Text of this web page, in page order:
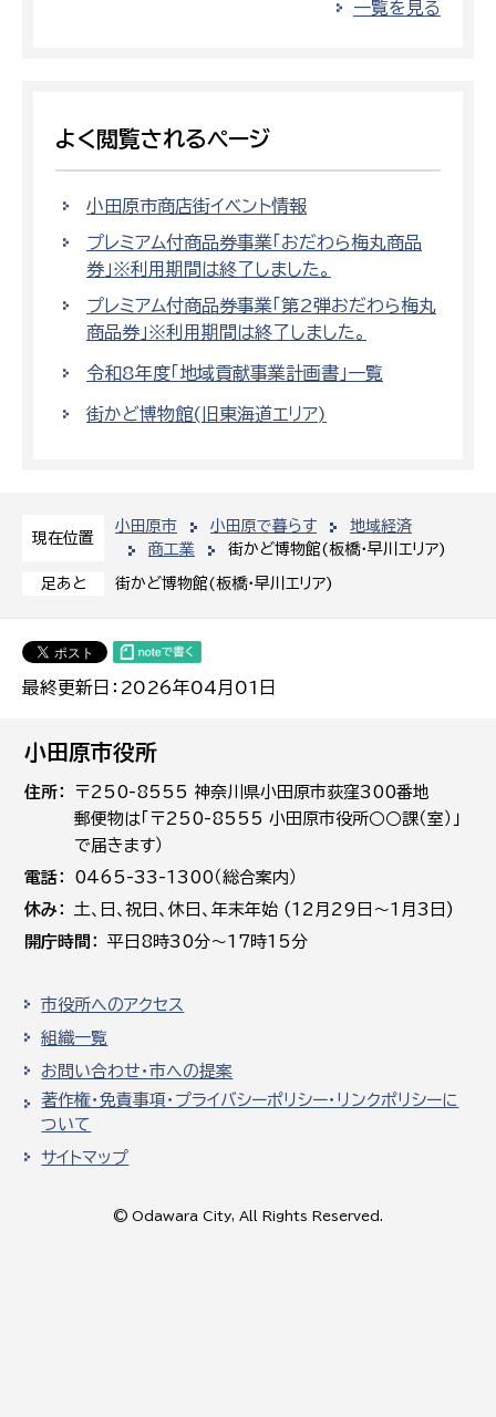
現在位置
小田原市 小田原で暮らす
地域経済
商工業
街かど博物館(板橋・早川エリア)
足あと 街かど博物館(板橋・早川エリア)
最終更新日：2026年04月01日
一覧を見る
よく閲覧されるページ
小田原市商店街イベント情報
プレミアム付商品券事業「おだわら梅丸商品
券」※利用期間は終了しました。
プレミアム付商品券事業「第2弾おだわら梅丸
商品券」※利用期間は終了しました。
令和8年度「地域貢献事業計画書」一覧
街かど博物館(旧東海道エリア)
小田原市役所
住所
〒250-8555 神奈川県小田原市荻窪300番地
郵便物は「〒250-8555 小田原市役所○○課（室）」
で届きます）
電話
0465-33-1300（総合案内）
休み
土､日､祝日、休日、年末年始 (12月29日～1月3日)
開庁時間
平日8時30分～17時15分
市役所へのアクセス
組織一覧
お問い合わせ・市への提案
著作権・免責事項・プライバシーポリシー・リンクポリシーに
ついて
サイトマップ
© Odawara City, All Rights Reserved.